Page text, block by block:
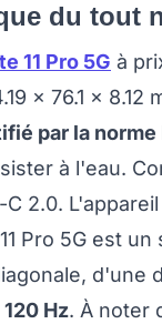
du tout
11 Pro 5G à
x 76.1 x
par la norme
à l'eau.
2.0.
Pro 5G est
d'une
Hz. À noter